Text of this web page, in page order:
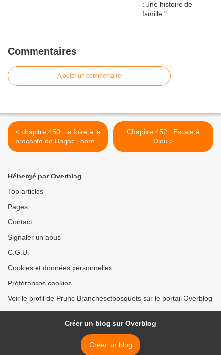
Commentaires
Ajouter un commentaire
< chapitre 450 : la foire à la
brocante de Barjac , après-
midi du 15 août
Chapitre 452 : Escale à
Dieu >
Hébergé par Overblog
Top articles
Pages
Contact
Signaler un abus
C.G.U.
Cookies et données personnelles
Préférences cookies
Voir le profil de Prune Branchesetbosquets sur le portail Overblog
Créer un blog sur Overblog
Créer un blog